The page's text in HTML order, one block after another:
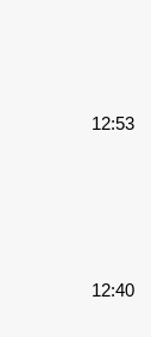
12:53
12:40